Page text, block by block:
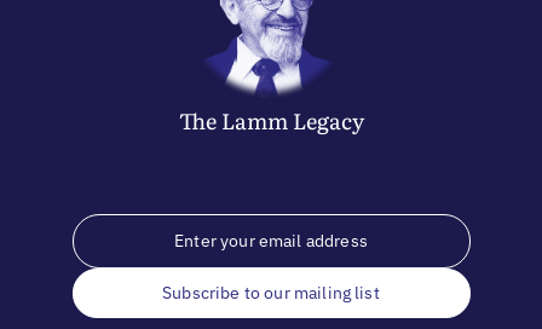
The LammLegacy
Subscribe to our mailing list